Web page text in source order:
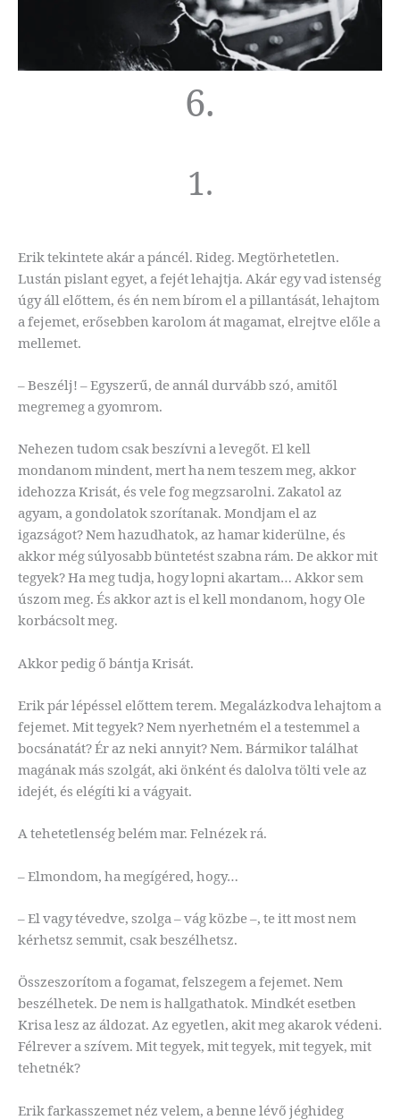
6.
1.
Erik tekintete akár a páncél. Rideg. Megtörhetetlen.
Lustán pislant egyet, a fejét lehajtja. Akár egy vad istenség
úgy áll előttem, és én nem bírom el a pillantását, lehajtom
a fejemet, erősebben karolom át magamat, elrejtve előle a
mellemet.
– Beszélj! – Egyszerű, de annál durvább szó, amitől
megremeg a gyomrom.
Nehezen tudom csak beszívni a levegőt. El kell
mondanom mindent, mert ha nem teszem meg, akkor
idehozza Krisát, és vele fog megzsarolni. Zakatol az
agyam, a gondolatok szorítanak. Mondjam el az
igazságot? Nem hazudhatok, az hamar kiderülne, és
akkor még súlyosabb büntetést szabna rám. De akkor mit
tegyek? Ha meg tudja, hogy lopni akartam… Akkor sem
úszom meg. És akkor azt is el kell mondanom, hogy Ole
korbácsolt meg.
Akkor pedig ő bántja Krisát.
Erik pár lépéssel előttem terem. Megalázkodva lehajtom a
fejemet. Mit tegyek? Nem nyerhetném el a testemmel a
bocsánatát? Ér az neki annyit? Nem. Bármikor találhat
magának más szolgát, aki önként és dalolva tölti vele az
idejét, és elégíti ki a vágyait.
A tehetetlenség belém mar. Felnézek rá.
– Elmondom, ha megígéred, hogy…
– El vagy tévedve, szolga – vág közbe –, te itt most nem
kérhetsz semmit, csak beszélhetsz.
Összeszorítom a fogamat, felszegem a fejemet. Nem
beszélhetek. De nem is hallgathatok. Mindkét esetben
Krisa lesz az áldozat. Az egyetlen, akit meg akarok védeni.
Félrever a szívem. Mit tegyek, mit tegyek, mit tegyek, mit
tehetnék?
Erik farkasszemet néz velem, a benne lévő jéghideg